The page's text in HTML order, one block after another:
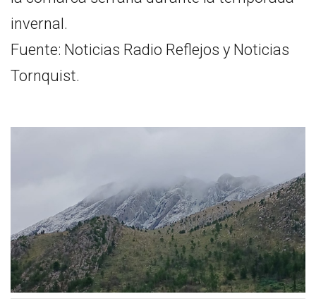
invernal.
Fuente: Noticias Radio Reflejos y Noticias
Tornquist.